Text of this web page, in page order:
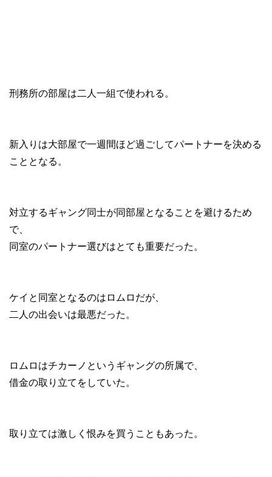
刑務所の部屋は二人一組で使われる。
新入りは大部屋で一週間ほど過ごしてパートナーを決める
こととなる。
対立するギャング同士が同部屋となることを避けるため
で、
同室のパートナー選びはとても重要だった。
ケイと同室となるのはロムロだが、
二人の出会いは最悪だった。
ロムロはチカーノというギャングの所属で、
借金の取り立てをしていた。
取り立ては激しく恨みを買うこともあった。